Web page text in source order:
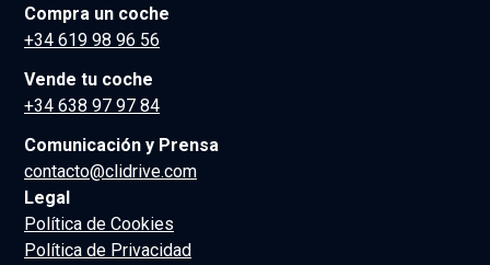
Compra un coche
+34 619 98 96 56
Vende tu coche
+34 638 97 97 84
Comunicación y Prensa
contacto@clidrive.com
Legal
Política de Cookies
Política de Privacidad